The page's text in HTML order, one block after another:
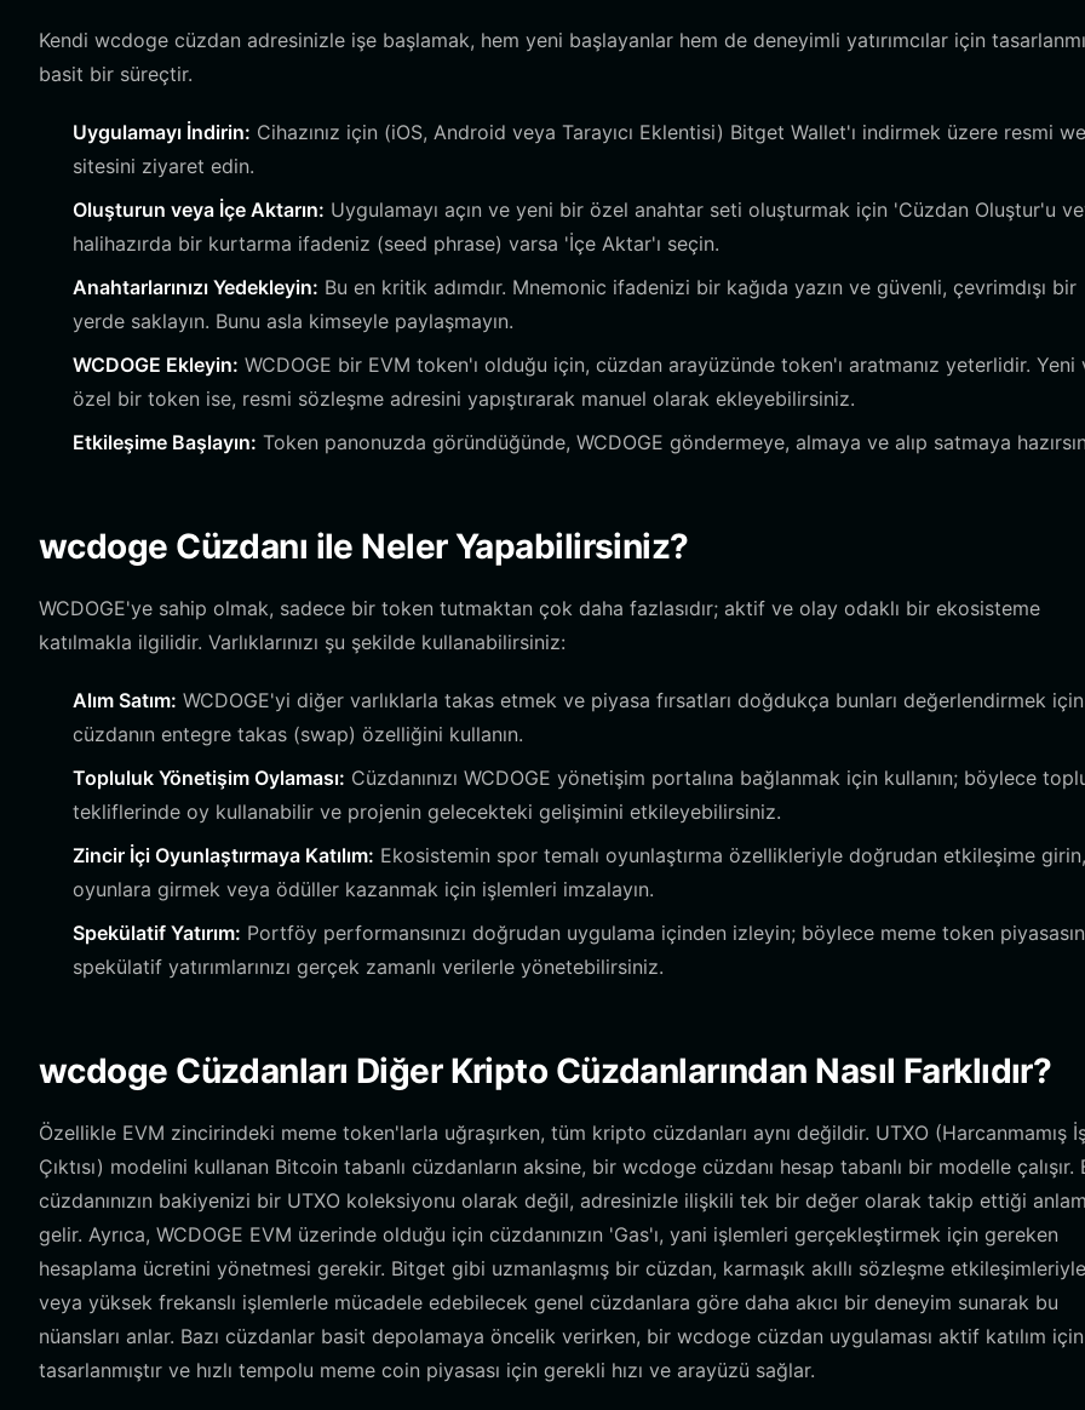
Kendi wcdoge cüzdan adresinizle işe başlamak, hem yeni başlayanlar hem de deneyimli yatırımcılar için
basit bir süreçtir.
Uygulamayı İndirin: Cihazınız için (iOS, Android veya Tarayıcı Eklentisi) Bitget Wallet'ı indirmek üzere resmi
sitesini ziyaret edin.
Oluşturun veya İçe Aktarın: Uygulamayı açın ve yeni bir özel anahtar seti oluşturmak için 'Cüzdan Oluştur'u
halihazırda bir kurtarma ifadeniz (seed phrase) varsa 'İçe Aktar'ı seçin.
Anahtarlarınızı Yedekleyin: Bu en kritik adımdır. Mnemonic ifadenizi bir kağıda yazın ve güvenli, çevrimdışı bir
yerde saklayın. Bunu asla kimseyle paylaşmayın.
WCDOGE Ekleyin: WCDOGE bir EVM token'ı olduğu için, cüzdan arayüzünde token'ı aratmanız yeterlidir. Yeni
özel bir token ise, resmi sözleşme adresini yapıştırarak manuel olarak ekleyebilirsiniz.
Etkileşime Başlayın: Token panonuzda göründüğünde, WCDOGE göndermeye, almaya ve alıp satmaya
wcdoge Cüzdanı ile Neler Yapabilirsiniz?
WCDOGE'ye sahip olmak, sadece bir token tutmaktan çok daha fazlasıdır; aktif ve olay odaklı bir ekosisteme
katılmakla ilgilidir. Varlıklarınızı şu şekilde kullanabilirsiniz:
Alım Satım: WCDOGE'yi diğer varlıklarla takas etmek ve piyasa fırsatları doğdukça bunları değerlendirmek için
cüzdanın entegre takas (swap) özelliğini kullanın.
Topluluk Yönetişim Oylaması: Cüzdanınızı WCDOGE yönetişim portalına bağlanmak için kullanın; böylece
tekliflerinde oy kullanabilir ve projenin gelecekteki gelişimini etkileyebilirsiniz.
Zincir İçi Oyunlaştırmaya Katılım: Ekosistemin spor temalı oyunlaştırma özellikleriyle doğrudan etkileşime girin,
oyunlara girmek veya ödüller kazanmak için işlemleri imzalayın.
Spekülatif Yatırım: Portföy performansınızı doğrudan uygulama içinden izleyin; böylece meme token
spekülatif yatırımlarınızı gerçek zamanlı verilerle yönetebilirsiniz.
wcdoge Cüzdanları Diğer Kripto Cüzdanlarından Nasıl Farklıdır?
Özellikle EVM zincirindeki meme token'larla uğraşırken, tüm kripto cüzdanları aynı değildir. UTXO (Harcanmamış
Çıktısı) modelini kullanan Bitcoin tabanlı cüzdanların aksine, bir wcdoge cüzdanı hesap tabanlı bir modelle çalışır.
cüzdanınızın bakiyenizi bir UTXO koleksiyonu olarak değil, adresinizle ilişkili tek bir değer olarak takip ettiği
gelir. Ayrıca, WCDOGE EVM üzerinde olduğu için cüzdanınızın 'Gas'ı, yani işlemleri gerçekleştirmek için gereken
hesaplama ücretini yönetmesi gerekir. Bitget gibi uzmanlaşmış bir cüzdan, karmaşık akıllı sözleşme etkileşimleriyle
veya yüksek frekanslı işlemlerle mücadele edebilecek genel cüzdanlara göre daha akıcı bir deneyim sunarak bu
nüansları anlar. Bazı cüzdanlar basit depolamaya öncelik verirken, bir wcdoge cüzdan uygulaması aktif katılım için
tasarlanmıştır ve hızlı tempolu meme coin piyasası için gerekli hızı ve arayüzü sağlar.